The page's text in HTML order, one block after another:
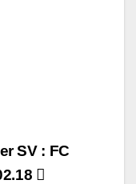
SV : FC